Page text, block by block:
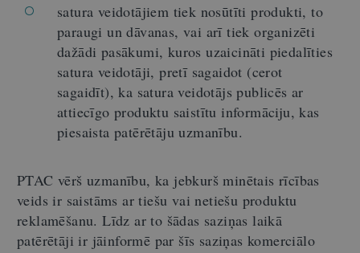
satura veidotājiem tiek nosūtīti produkti, to
paraugi un dāvanas, vai arī tiek organizēti
dažādi pasākumi, kuros uzaicināti piedalīties
satura veidotāji, pretī sagaidot (cerot
sagaidīt), ka satura veidotājs publicēs ar
attiecīgo produktu saistītu informāciju, kas
piesaista patērētāju uzmanību.
PTAC vērš uzmanību, ka jebkurš minētais rīcības
veids ir saistāms ar tiešu vai netiešu produktu
reklamēšanu. Līdz ar to šādas saziņas laikā
patērētāji ir jāinformē par šīs saziņas komerciālo